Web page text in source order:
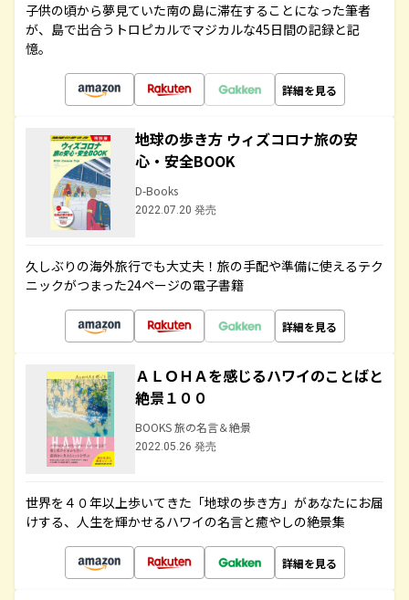
子供の頃から夢見ていた南の島に滞在することになった筆者
が、島で出合うトロピカルでマジカルな45日間の記録と記
憶。
詳細を見る
地球の歩き方 ウィズコロナ旅の安
心・安全BOOK
D-Books
2022.07.20 発売
久しぶりの海外旅行でも大丈夫！旅の手配や準備に使えるテク
ニックがつまった24ページの電子書籍
詳細を見る
ＡＬＯＨＡを感じるハワイのことばと
絶景１００
BOOKS 旅の名言＆絶景
2022.05.26 発売
世界を４０年以上歩いてきた「地球の歩き方」があなたにお届
けする、人生を輝かせるハワイの名言と癒やしの絶景集
詳細を見る